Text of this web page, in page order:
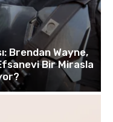
Brendan Wayne,
Bir Mirasla